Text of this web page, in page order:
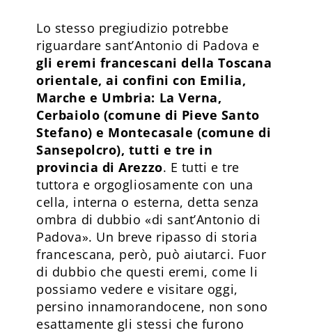
Lo stesso pregiudizio potrebbe
riguardare sant’Antonio di Padova e
gli eremi francescani della Toscana
orientale, ai confini con Emilia,
Marche e Umbria: La Verna,
Cerbaiolo (comune di Pieve Santo
Stefano) e Montecasale (comune di
Sansepolcro), tutti e tre in
provincia di Arezzo. E tutti e tre
tuttora e orgogliosamente con una
cella, interna o esterna, detta senza
ombra di dubbio «di sant’Antonio di
Padova». Un breve ripasso di storia
francescana, però, può aiutarci. Fuor
di dubbio che questi eremi, come li
possiamo vedere e visitare oggi,
persino innamorandocene, non sono
esattamente gli stessi che furono